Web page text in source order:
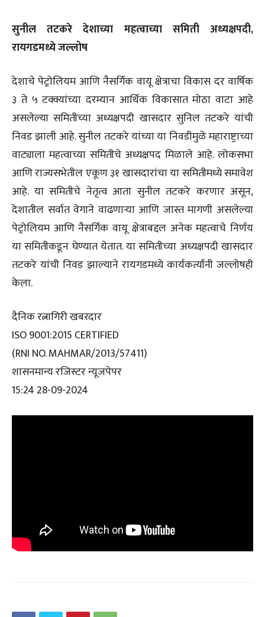
सुनील तटकरे देशाच्या महत्वाच्या समिती अध्यक्षपदी,
रायगडमध्ये जल्लोष
देशाचे पेट्रोलियम आणि नैसर्गिक वायू क्षेत्राचा विकास दर वार्षिक
३ ते ५ टक्क्यांच्या दरम्यान आर्थिक विकासात मोठा वाटा आहे
असलेल्या समितीच्या अध्यक्षपदी खासदार सुनिल तटकरे यांची
निवड झाली आहे. सुनील तटकरे यांच्या या निवडीमुळे महाराष्ट्राच्या
वाट्याला महत्वाच्या समितीचे अध्यक्षपद मिळाले आहे. लोकसभा
आणि राज्यसभेतील एकूण ३१ खासदारांचा या समितीमध्ये समावेश
आहे. या समितीचे नेतृत्व आता सुनील तटकरे करणार असून,
देशातील सर्वात वेगाने वाढणाऱ्या आणि जास्त मागणी असलेल्या
पेट्रोलियम आणि नैसर्गिक वायू क्षेत्राबद्दल अनेक महत्वाचे निर्णय
या समितीकडून घेण्यात येतात. या समितीच्या अध्यक्षपदी खासदार
तटकरे यांची निवड झाल्याने रायगडमध्ये कार्यकर्त्यांनी जल्लोषही
केला.
दैनिक रत्नागिरी खबरदार
ISO 9001:2015 CERTIFIED
(RNI NO. MAHMAR/2013/57411)
शासनमान्य रजिस्टर न्यूजपेपर
15:24 28-09-2024